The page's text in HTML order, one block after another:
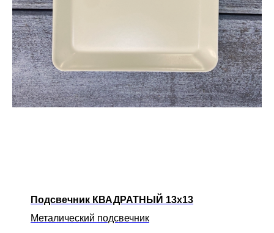
Подсвечник КВАДРАТНЫЙ 13х13
Металический подсвечник